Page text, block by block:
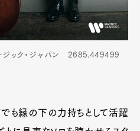
ジック・ジャパン 2685.449499
も縁の下の力持ちとして活躍